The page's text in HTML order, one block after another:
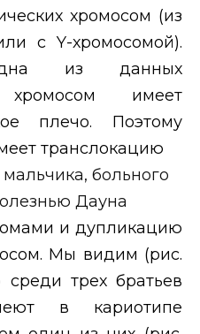
хромосом (из
с Y-хромосомой).
из данных
хромосом имеет
плечо. Поэтому
транслокацию
и дупликацию
Мы видим (рис.
среди трех братьев
в кариотипе